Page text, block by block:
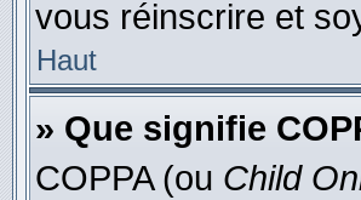
vous réinscrire et
Haut
» Que signifie
COPPA (ou Child